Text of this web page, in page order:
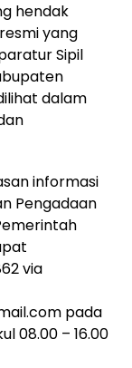
hendak
yang
Sipil
dalam
informasi
Pengadaan
via
pada
08.00 – 16.00